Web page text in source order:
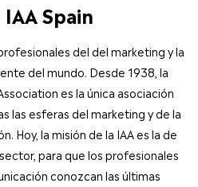
Spain
del del marketing y la
del mundo. Desde 1938, la
es la única asociación
las esferas del marketing y de la
Hoy, la misión de la IAA es la de
para que los profesionales
conozcan las últimas